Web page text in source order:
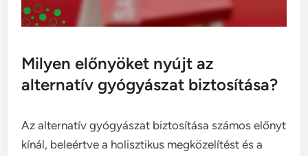
Milyen előnyöket nyújt az
alternatív gyógyászat biztosítása?
Az alternatív gyógyászat biztosítása számos előnyt
kínál, beleértve a holisztikus megközelítést és a